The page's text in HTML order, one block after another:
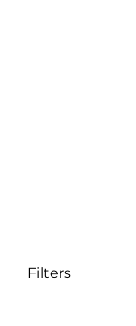
Filters